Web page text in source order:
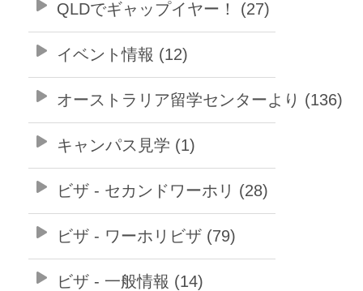
QLDでギャップイヤー！ (27)
イベント情報 (12)
オーストラリア留学センターより (136)
キャンパス見学 (1)
ビザ - セカンドワーホリ (28)
ビザ - ワーホリビザ (79)
ビザ - 一般情報 (14)